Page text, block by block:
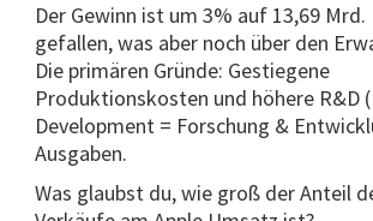
Der Gewinn ist um 3% auf 13,69 Mrd.
gefallen, was aber noch über den
Die primären Gründe: Gestiegene
Produktionskosten und höhere R&D
Development = Forschung &
Ausgaben.
Was glaubst du, wie groß der Anteil